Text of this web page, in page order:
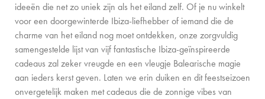
BOOT CHARTERVLOOT
PRIVATE CHEF AND BAR SERVICES
FAMILIE-ERVARINGEN
CONCIËRGE
ideeën die net zo uniek zijn als het eiland zelf. Of je nu winkelt
voor een doorgewinterde Ibiza-liefhebber of iemand die de
charme van het eiland nog moet ontdekken, onze zorgvuldig
samengestelde lijst van vijf fantastische Ibiza-geïnspireerde
cadeaus zal zeker vreugde en een vleugje Balearische magie
aan ieders kerst geven. Laten we erin duiken en dit feestseizoen
onvergetelijk maken met cadeaus die de zonnige vibes van